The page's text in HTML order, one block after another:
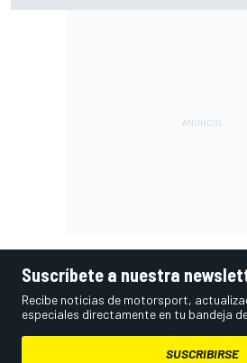
Suscríbete a nuestra
Recibe noticias de motorsport,
especiales directamente en tu bandeja
SUSCRIBIRSE